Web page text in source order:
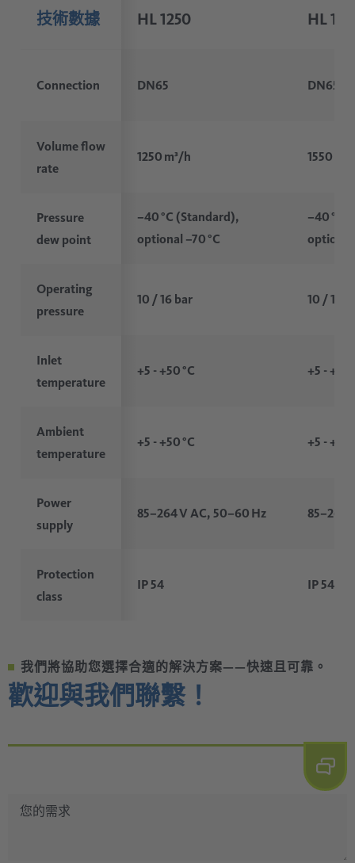
技術數據
Connection
Volume flow
rate
Pressure
dew point
Operating
pressure
Inlet
temperature
Ambient
temperature
Power
supply
Protection
class
HL 1250
DN65
1250 m³/h
–40 °C (Standard),
optional –70 °C
10 / 16 bar
+5 - +50 °C
+5 - +50 °C
85–264 V AC, 50–60 Hz
IP 54
HL
DN65
1550
–40 °C
optional
10 / 16
+5 - +50
+5 - +50
85–264
IP 54
我們將協助您選擇合適的解決方案——快速且可靠。
歡迎與我們聯繫！
您的需求